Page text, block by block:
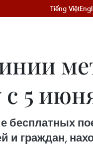
Tiếng Việt
с 5
бесплатных
граждан,